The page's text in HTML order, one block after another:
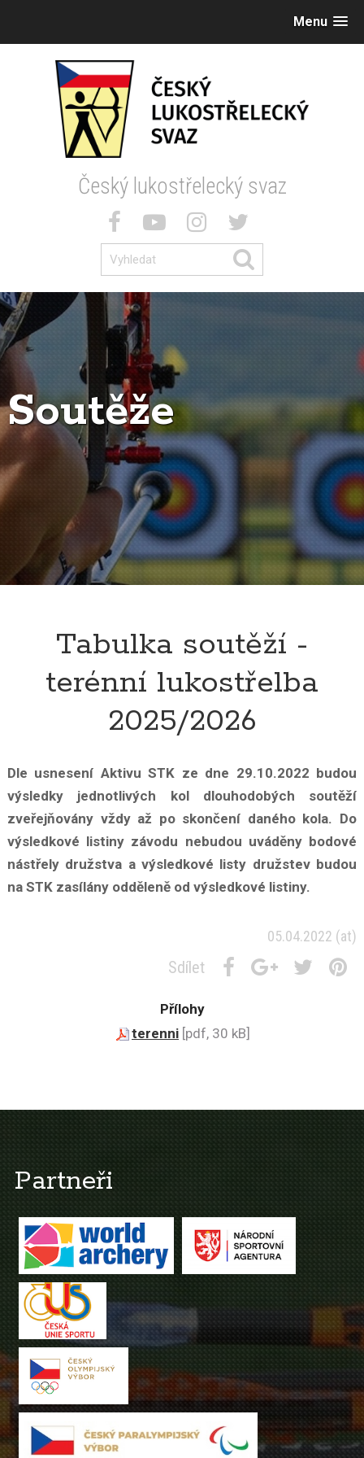
Menu
Český lukostřelecký svaz
Soutěže
Tabulka soutěží -
terénní lukostřelba
2025/2026
Dle usnesení Aktivu STK ze dne 29.10.2022 budou
výsledky jednotlivých kol dlouhodobých soutěží
zveřejňovány vždy až po skončení daného kola. Do
výsledkové listiny závodu nebudou uváděny bodové
nástřely družstva a výsledkové listy družstev budou
na STK zasílány odděleně od výsledkové listiny.
05.04.2022 (at)
Sdílet
Přílohy
terenni [pdf, 30 kB]
Partneři